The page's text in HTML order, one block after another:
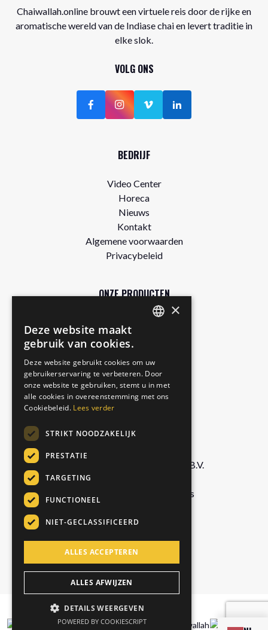
Chaiwallah.online brouwt een virtuele reis door de rijke en
aromatische wereld van de Indiase chai en levert traditie in
elke slok.
VOLG ONS
BEDRIJF
Video Center
Horeca
Nieuws
Kontakt
Algemene voorwaarden
Privacybeleid
ONZE PRODUCTEN
Gratis proefpakket
Authentic
Matcha Latte
Royal Chai
Foodservice Marketing Foods B.V.
8035 PC Zwolle, Netherlands
info@chaiwallah.online
+31 529 42 69 60
© Copyright Chai Wallah 2026
GERMAN
ITALIAN
×
Deze website maakt
gebruik van cookies.
Deze website gebruikt cookies om uw
gebruikerservaring te verbeteren. Door
onze website te gebruiken, stemt u in met
alle cookies in overeenstemming met ons
Cookiebeleid. Lees verder
STRIKT NOODZAKELIJK
PRESTATIE
TARGETING
FUNCTIONEEL
NIET-GECLASSIFICEERD
ALLES ACCEPTEREN
ALLES AFWIJZEN
DETAILS WEERGEVEN
POWERED BY COOKIESCRIPT